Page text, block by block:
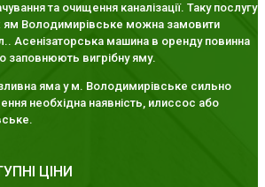
та очищення каналізації. Таку послугу
ям Володимирівське можна замовити
Асенізаторська машина в оренду повинна
заповнюють вигрібну яму.
яма у м. Володимирівське сильно
необхідна наявність, илиссос або
ЦІНИ